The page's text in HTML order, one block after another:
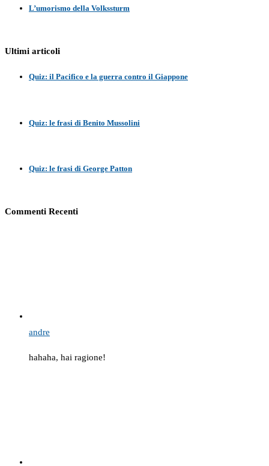
L’umorismo della Volkssturm
Ultimi articoli
Quiz: il Pacifico e la guerra contro il Giappone
Quiz: le frasi di Benito Mussolini
Quiz: le frasi di George Patton
Commenti Recenti
andre
hahaha, hai ragione!